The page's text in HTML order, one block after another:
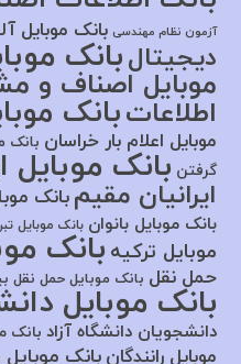
آزمون نظام مهندسی بانک موبایل
دیجیتالبانک
موبایل اصناف و
اطلاعاتبانک
موبایل اعلام بار خراسان بانک
گرفتن بانک موبایل
ایرانیان مقیم بانک
بانک موبایل بانوان بانک موبایل
موبایل ترکیه بانک
حمل نقل بانک موبایل حمل نقل
بانک موبایل
دانشجویان دانشگاه آزاد بانک
موبایل رانندگان بانک